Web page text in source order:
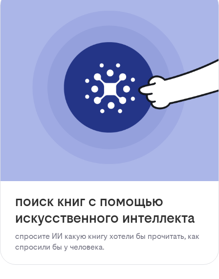
поиск книг с помощью
искусственного интеллекта
спросите ИИ какую книгу хотели бы прочитать, как
спросили бы у человека.